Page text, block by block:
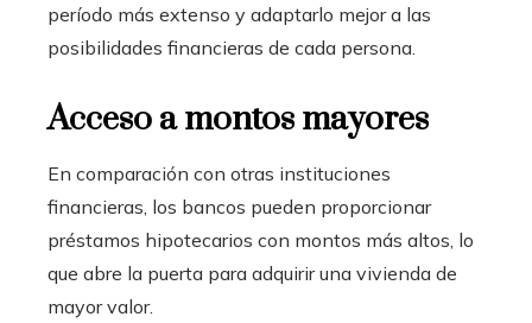
período más extenso y adaptarlo mejor a las
posibilidades financieras de cada persona.
Acceso a montos mayores
En comparación con otras instituciones
financieras, los bancos pueden proporcionar
préstamos hipotecarios con montos más altos, lo
que abre la puerta para adquirir una vivienda de
mayor valor.